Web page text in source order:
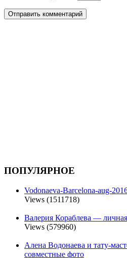
ПОПУЛЯРНОЕ
Vodonaeva-Barcelona-aug-
Views (1511718)
Валерия Кораблева —
Views (579960)
Алена Водонаева и тату-
совместные фото